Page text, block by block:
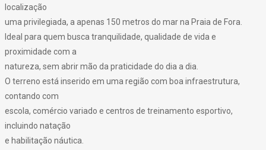
localização
uma privilegiada, a apenas 150 metros do mar na Praia de Fora.
Ideal para quem busca tranquilidade, qualidade de vida e
proximidade com a
natureza, sem abrir mão da praticidade do dia a dia.
O terreno está inserido em uma região com boa infraestrutura,
contando com
escola, comércio variado e centros de treinamento esportivo,
incluindo natação
e habilitação náutica.